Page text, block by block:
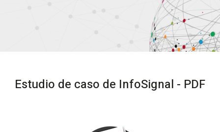
Estudio de caso de InfoSignal - PDF